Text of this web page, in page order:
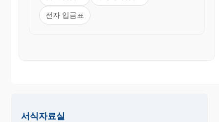
전자 입금표
서식자료실